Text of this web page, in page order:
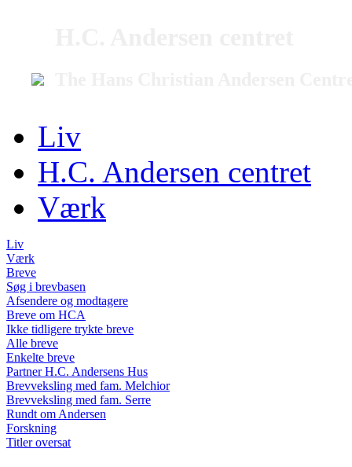
Liv
H.C. Andersen centret
Værk
Liv
Værk
Breve
Søg i brevbasen
Afsendere og modtagere
Breve om HCA
Ikke tidligere trykte breve
Alle breve
Enkelte breve
Partner H.C. Andersens Hus
Brevveksling med fam. Melchior
Brevveksling med fam. Serre
Rundt om Andersen
Forskning
Titler oversat